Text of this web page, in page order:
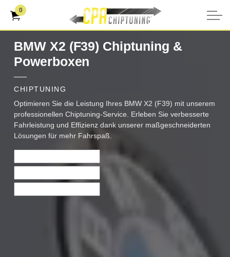
0
BMW X2 (F39) Chiptuning &
Powerboxen
CHIPTUNING
Optimieren Sie die Leistung Ihres BMW X2 (F39) mit unserem
professionellen Chiptuning-Service. Erleben Sie verbesserte
Fahrleistung und Effizienz dank unserer maßgeschneiderten
Lösungen für mehr Fahrspaß.